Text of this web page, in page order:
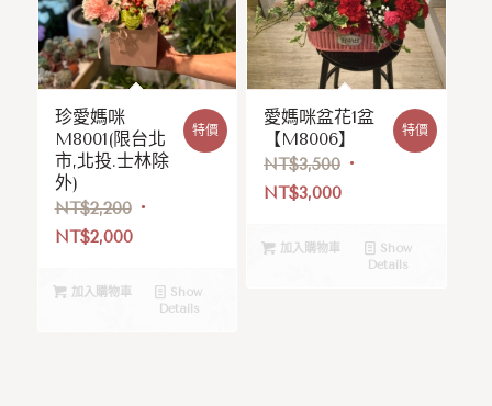
珍愛媽咪
M8001(限台北
市,北投.士林除
外)
NT$2,200
NT$2,000
特價
加入購物車
Show
Details
愛媽咪盆花1盆
【M8006】
NT$3,500
NT$3,000
特價
加入購物車
Show
Details